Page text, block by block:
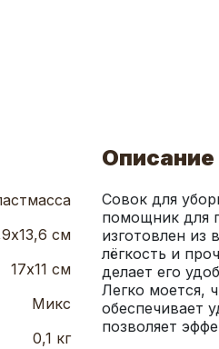
см
17х11 см
Микс
0,1 кг
Описание
Совок для
помощник для
изготовлен из
лёгкость и
делает его
Легко моется,
обеспечивает
позволяет